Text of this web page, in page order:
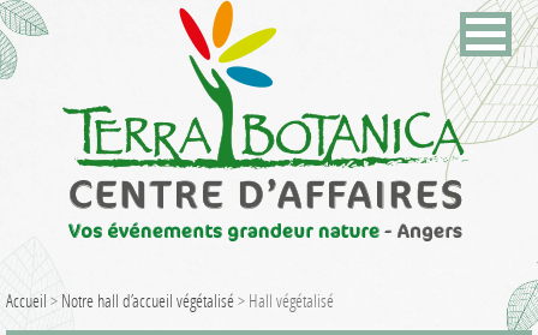
Accueil > Notre hall d’accueil végétalisé> Hall végétalisé